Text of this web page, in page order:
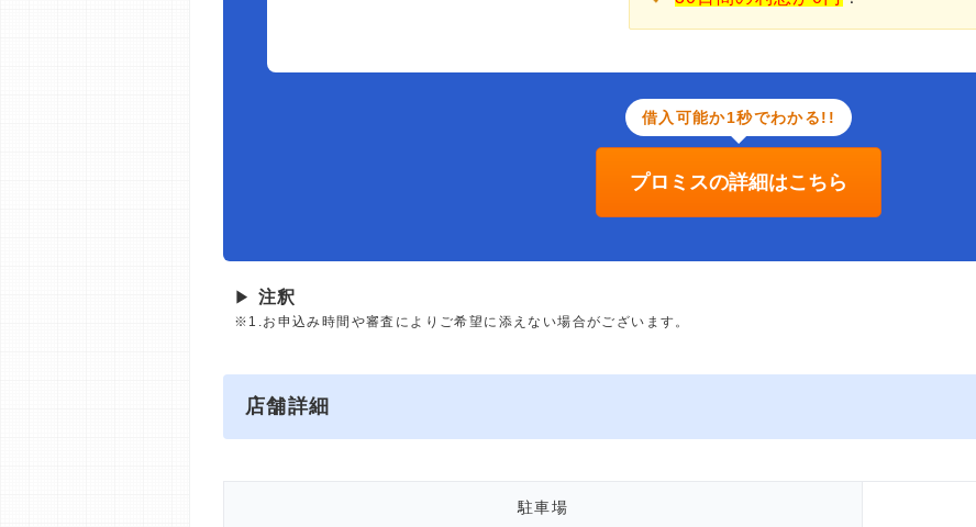
借入可能か1秒でわかる!!
プロミスの詳細はこちら
▶ 注釈
※1.お申込み時間や審査によりご希望に添えない場合がございます。
店舗詳細
駐車場